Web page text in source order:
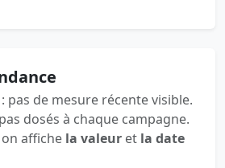
: pas de mesure récente visible.
dosés à chaque campagne.
affiche la valeur et la date